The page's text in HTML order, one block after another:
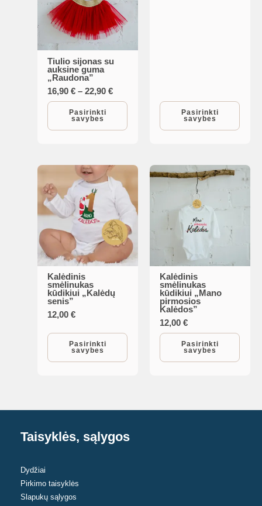
Tiulio sijonas su
auksine guma
„Raudona”
16,90€ – 22,90€Price
range:
22,90 €
Pasirinkti
savybes
This
product
has
multiple
variants.
be
chosen
the
product
Pasirinkti
savybes
chosen
page
Kalėdinis
smėlinukas
kūdikiui „Kalėdų
senis”
12,00€
Pasirinkti
savybes
This
product
has
variants.
The
on
page
Kalėdinis
smėlinukas
kūdikiui „Mano
pirmosios
Kalėdos”
12,00€
Pasirinkti
savybes
This
product
has
multiple
variants.
The
Taisyklės, sąlygos
Dydžiai
Pirkimo taisyklės
Slapukų sąlygos